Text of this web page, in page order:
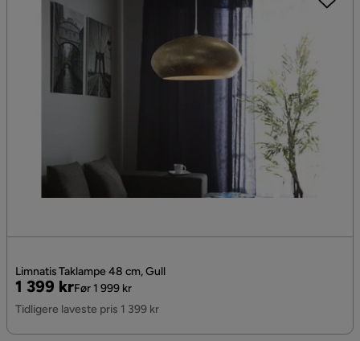
Limnatis Taklampe 48 cm, Gull
Pris
1 399 kr
Original
Pris
Før 1 999 kr
Tidligere laveste pris 1 399 kr